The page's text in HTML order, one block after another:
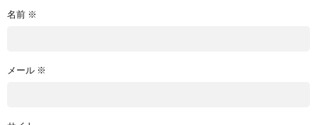
名前 ※
メール ※